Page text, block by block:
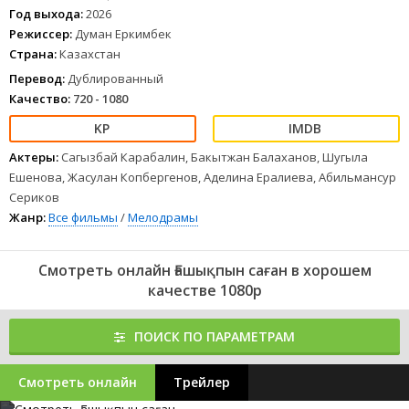
Год выхода:2026
Режиссер: Думан Еркимбек
Страна:Казахстан
Перевод: Дублированный
Качество: 720 - 1080
Актеры: Сагызбай Карабалин, Бакытжан Балаханов, Шугыла
Ешенова, Жасулан Копбергенов, Аделина Ералиева, Абильмансур
Сериков
Жанр:Все фильмы /Мелодрамы
Смотреть онлайн Ғашықпын саған в хорошем
качестве 1080p
ПОИСК ПО ПАРАМЕТРАМ
Смотреть онлайн Трейлер